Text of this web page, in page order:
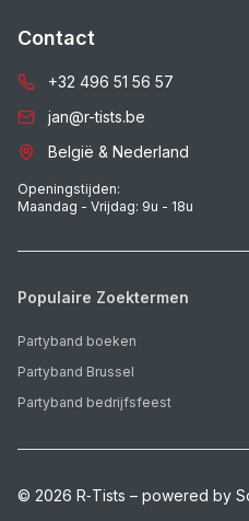
Contact
+32 496 51 56 57
jan@r-tists.be
België & Nederland
Openingstijden:
Maandag - Vrijdag: 9u - 18u
Populaire Zoektermen
Partyband boeken
Partyband Brussel
Partyband bedrijfsfeest
© 2026 R‑Tists – powered by